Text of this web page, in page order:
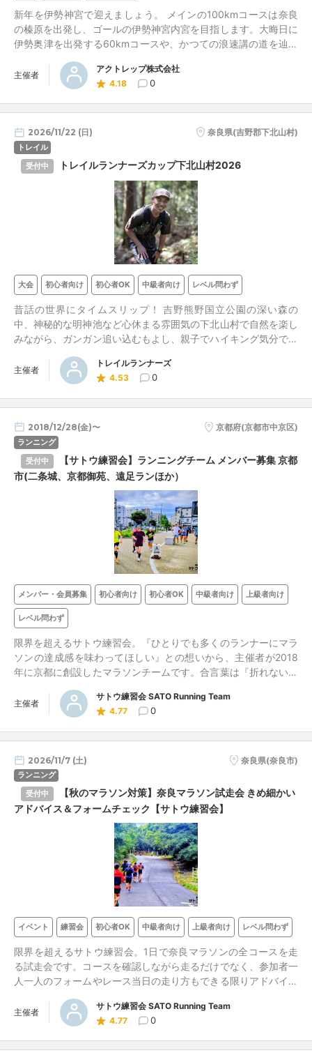
新年を伊勢神宮で迎えましょう。 メインの100kmコースは奈良
の榛原を出発し、ゴールの伊勢神宮内宮を目指します。大晦日に
伊勢奥津を出発する60kmコースや、かつての浪速講の道を辿る
スもございます。お申込みをお待ちしております。
主催者
アクトレップ株式会社
4.18
0
2026/11/22 (日) 奈良県(吉野郡下北山村)
トレイル
受付中
トレイルランナーズカップ下北山村2026
大会 初心者向け 初心者OK 中級者向け レベル問わず
昔話の世界にタイムスリップ！ 吉野熊野国立公園の深い森の
中、神秘的な明神池など心休まる雰囲気の下北山村で自然を楽し
みながら、ガンガン追い込むもよし、親子でハイキング気分での
いレースイベントです。 下北山村で爽やかに体を動かしましょ
主催者
トレイルランナーズ
4.53
0
2018/12/28(金)〜 京都府(京都市中京区)
ランニング
受付中
【サトウ練習会】ランニングチーム メンバー募集 京都
市(二条城、京都御苑、遠足ランほか）
メンバー・会員募集 初心者向け 初心者OK 中級者向け 上級者向け
レベル問わず
限界を超えるサトウ練習会。『ひとりでも多くのランナーにマラ
ソンの達成感を味わってほしい』との想いから、主催者が2018
年に京都に創設したマラソンチームです。合言葉は『折れないコ
習しています。今より速くなりたい、自己ベストを更新したい。
そうした意欲があれば走力は問いません。初心者歓迎します。一
人ひとりに走力アップにつながるアドバイスをします。
主催者
サトウ練習会 SATO Running Team
4.77
0
2026/11/7 (土) 奈良県(奈良市)
ランニング
受付中
【秋のマラソン対策】奈良マラソン試走会 きめ細かい
アドバイス＆フォームチェック【サトウ練習会】
イベント 練習会 初心者OK 中級者向け 上級者向け レベル問わず
限界を超えるサトウ練習会。1日で奈良マラソンの全コースを走
る試走会です。コースを確認しながら走るだけでなく、参加者一
人一人のフォームやレース当日の走り方もできる限りアドバイス
加ください。本番の最高のシミュレーションになるとともに、持
久力や脚の耐筋性の強化にも効果的な練習になります。奈良マラ
ソンに向けて大きな自信がつくことは間違いありません。
主催者
サトウ練習会 SATO Running Team
4.77
0